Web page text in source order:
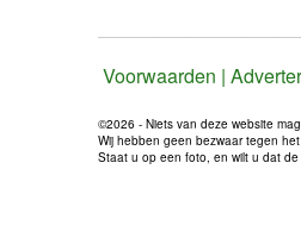
Voorwaarden |
©2026 - Niets van deze website
Wij hebben geen bezwaar tegen
Staat u op een foto, en wilt u dat